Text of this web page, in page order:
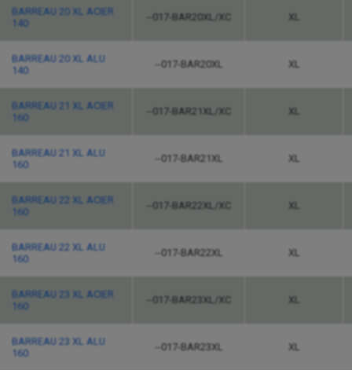
BARREAU 20 XL ACIER
140
--017-BAR20XL/XC XL
BARREAU 20 XL ALU
140
--017-BAR20XL XL
BARREAU 21 XL ACIER
160
--017-BAR21XL/XC XL
BARREAU 21 XL ALU
160
--017-BAR21XL XL
BARREAU 22 XL ACIER
160
--017-BAR22XL/XC XL
BARREAU 22 XL ALU
160
--017-BAR22XL XL
BARREAU 23 XL ACIER
160
--017-BAR23XL/XC XL
BARREAU 23 XL ALU
160
--017-BAR23XL XL